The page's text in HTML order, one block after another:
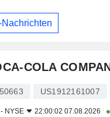
COLA
US1912161007
NYSE 22:00:02 07.08.2026